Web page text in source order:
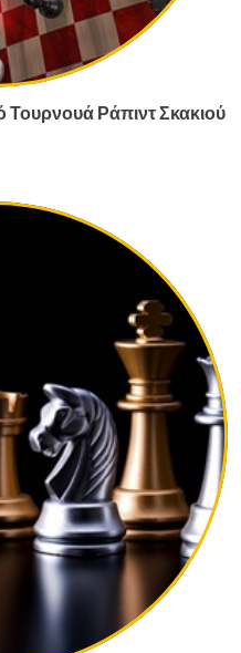
Τουρνουά Ράπιντ Σκακιού